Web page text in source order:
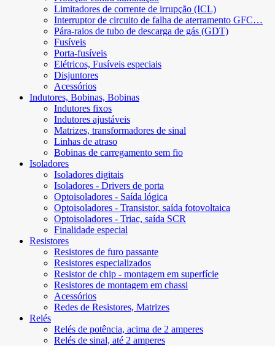
Limitadores de corrente de irrupção (ICL)
Interruptor de circuito de falha de aterramento GFC…
Pára-raios de tubo de descarga de gás (GDT)
Fusíveis
Porta-fusíveis
Elétricos, Fusíveis especiais
Disjuntores
Acessórios
Indutores, Bobinas, Bobinas
Indutores fixos
Indutores ajustáveis
Matrizes, transformadores de sinal
Linhas de atraso
Bobinas de carregamento sem fio
Isoladores
Isoladores digitais
Isoladores - Drivers de porta
Optoisoladores - Saída lógica
Optoisoladores - Transistor, saída fotovoltaica
Optoisoladores - Triac, saída SCR
Finalidade especial
Resistores
Resistores de furo passante
Resistores especializados
Resistor de chip - montagem em superfície
Resistores de montagem em chassi
Acessórios
Redes de Resistores, Matrizes
Relés
Relés de potência, acima de 2 amperes
Relés de sinal, até 2 amperes